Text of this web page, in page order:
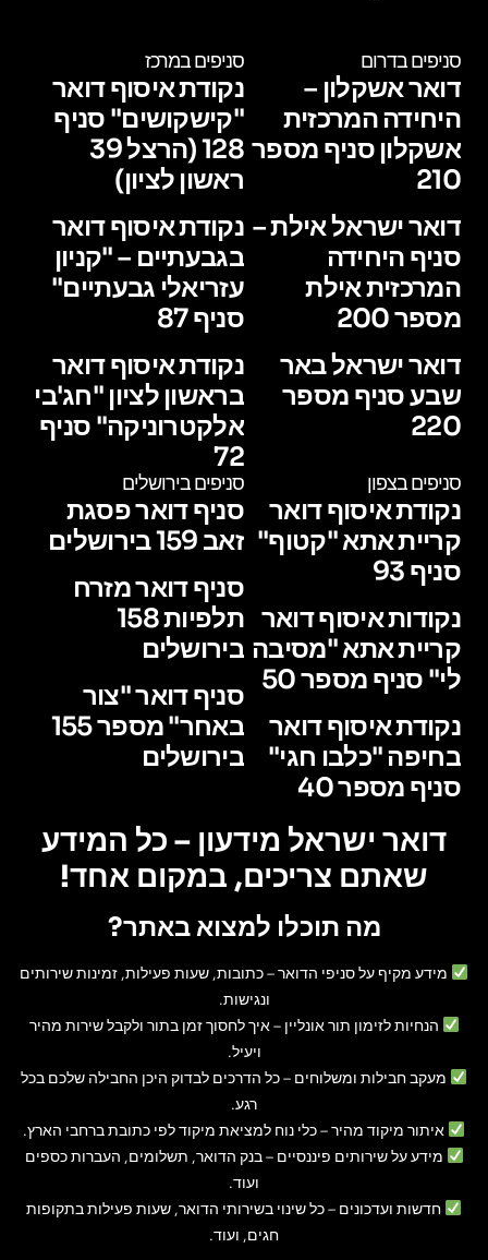
סניפים בדרום
דואר אשקלון –
היחידה המרכזית
אשקלון סניף מספר
210
דואר ישראל אילת –
סניף היחידה
המרכזית אילת
מספר 200
דואר ישראל באר
שבע סניף מספר
220
סניפים במרכז
נקודת איסוף דואר
"קישקושים" סניף
128 (הרצל 39
ראשון לציון)
נקודת איסוף דואר
בגבעתיים – "קניון
עזריאלי גבעתיים"
סניף 87
נקודת איסוף דואר
בראשון לציון "חג'בי
אלקטרוניקה" סניף
72
סניפים בצפון
נקודת איסוף דואר
קריית אתא "קטוף"
סניף 93
נקודות איסוף דואר
קריית אתא "מסיבה
לי" סניף מספר 50
נקודת איסוף דואר
בחיפה "כלבו חגי"
סניף מספר 40
סניפים בירושלים
סניף דואר פסגת
זאב 159 בירושלים
סניף דואר מזרח
תלפיות 158
בירושלים
סניף דואר "צור
באחר" מספר 155
בירושלים
דואר ישראל מידעון – כל המידע
שאתם צריכים, במקום אחד!
מה תוכלו למצוא באתר?
מידע מקיף על סניפי הדואר– כתובות, שעות פעילות, זמינות שירותים
ונגישות.
הנחיות לזימון תור אונליין – איך לחסוך זמן בתור ולקבל שירות מהיר
ויעיל.
מעקב חבילות ומשלוחים – כל הדרכים לבדוק היכן החבילה שלכם בכל
רגע.
איתור מיקוד מהיר– כלי נוח למציאת מיקוד לפי כתובת ברחבי הארץ.
מידע על שירותים פיננסיים – בנק הדואר, תשלומים, העברות כספים
ועוד.
חדשות ועדכונים – כל שינוי בשירותי הדואר, שעות פעילות בתקופות
חגים, ועוד.